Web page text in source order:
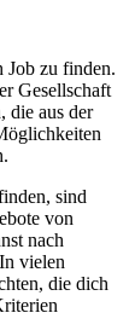
Job zu finden.
Gesellschaft
die aus der
sind
von
nach
vielen
die dich